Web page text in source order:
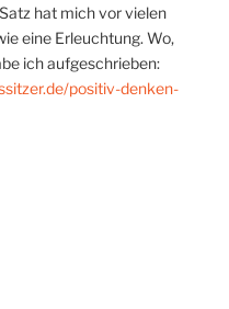
hat mich vor vielen
eine Erleuchtung. Wo,
ich aufgeschrieben:
positiv-denken-